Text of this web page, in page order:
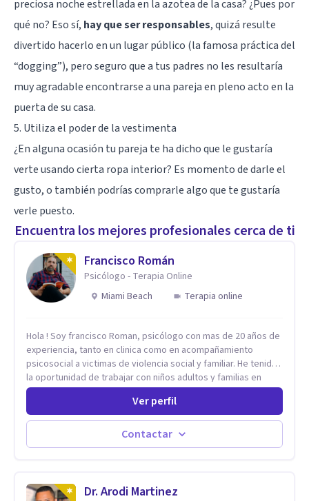
preciosa noche estrellada en la azotea de la casa? ¿Pues por
qué no? Eso sí, hay que ser responsables, quizá resulte
divertido hacerlo en un lugar público (la famosa práctica del
“dogging”), pero seguro que a tus padres no les resultaría
muy agradable encontrarse a una pareja en pleno acto en la
puerta de su casa.
5. Utiliza el poder de la vestimenta
¿En alguna ocasión tu pareja te ha dicho que le gustaría
verte usando cierta ropa interior? Es momento de darle el
gusto, o también podrías comprarle algo que te gustaría
verle puesto.
Encuentra los mejores profesionales cerca de ti
Francisco Román
Psicólogo - Terapia Online
Miami Beach
Terapia online
Hola ! Soy francisco Roman, psicólogo con mas de 20 años de
experiencia, tanto en clinica como en acompañamiento
psicosocial a victimas de violencia social y familiar. He tenido
la oportunidad de trabajar con niños adultos y familias en
todos los espacios y esto me ha dado un una variedad de
aprendizajes que ahora pongo a tu disposicion. En la
actualidad puedo atenderte de manera presencial y/o virtual,
de lunes a sabado. el costo de cada sesión lo acordamos en
el primer contacto
Ver perfil
Contactar
Dr. Arodi Martinez